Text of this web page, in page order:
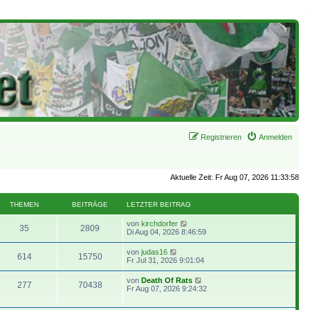
Anmelden
Registrieren
Aktuelle Zeit: Fr Aug 07, 2026 11:33:58
THEMEN BEITRÄGE LETZTER BEITRAG
35 2809 von kirchdorfer
e
s
t
e
r
B
i
Di Aug 04, 2026 8:46:59
614 15750 von judas16
e
e
s
t
Fr Jul 31, 2026 9:01:04
277 70438 von Death Of Rats
e
Fr Aug 07, 2026 9:24:32